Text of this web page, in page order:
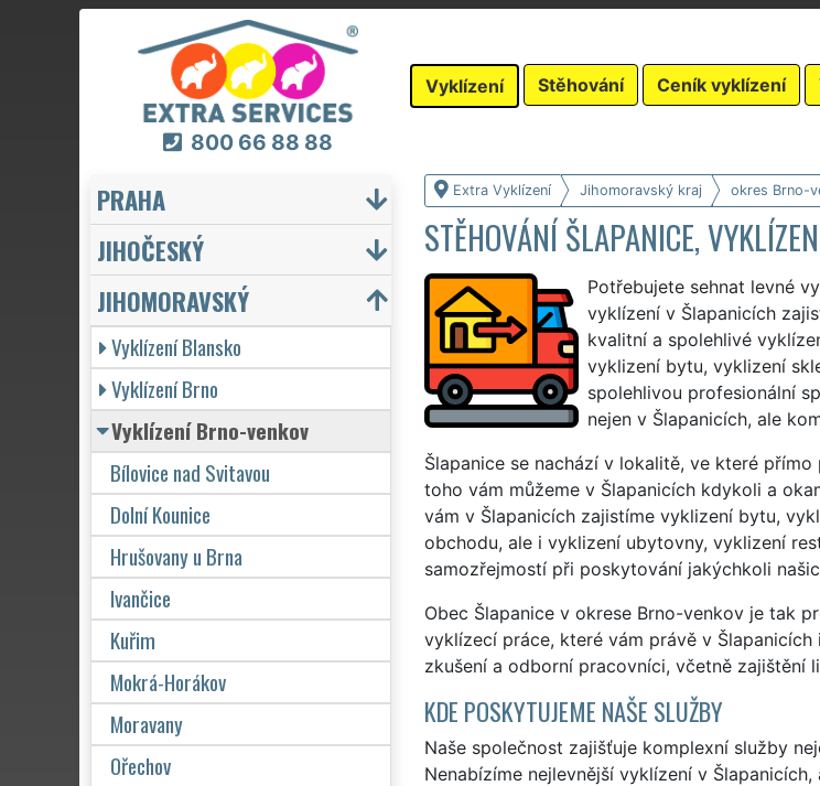
800 66 88 88
Vyklízení Stěhování Ceník vyklízení
Extra Vyklízení Jihomoravský kraj okres Brno-
STĚHOVÁNÍ ŠLAPANICE,
Potřebujete sehnat levné
vyklízení v Šlapanicích
kvalitní a spolehlivé
vyklizení bytu, vyklizení
spolehlivou profesionální
nejen v Šlapanicích, ale
Šlapanice se nachází v lokalitě, ve které
toho vám můžeme v Šlapanicích kdykoli a
vám v Šlapanicích zajistíme vyklizení bytu,
obchodu, ale i vyklizení ubytovny, vyklizení
samozřejmostí při poskytování jakýchkoli
Obec Šlapanice v okrese Brno-venkov je tak
vyklízecí práce, které vám právě v
zkušení a odborní pracovníci, včetně zajištění
KDE POSKYTUJEME NAŠE SLUŽBY
Naše společnost zajišťuje komplexní služby
Nenabízíme nejlevnější vyklízení v
PRAHA
JIHOČESKÝ
JIHOMORAVSKÝ
Vyklízení Blansko
Vyklízení Brno
Vyklízení Brno-venkov
Bílovice nad Svitavou
Dolní Kounice
Hrušovany u Brna
Ivančice
Kuřim
Mokrá-Horákov
Moravany
Ořechov